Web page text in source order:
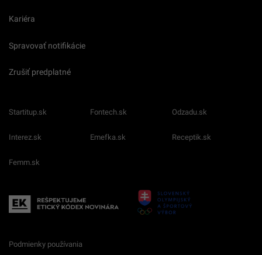
Kariéra
Spravovať notifikácie
Zrušiť predplatné
Startitup.sk Fontech.sk Odzadu.sk
Interez.sk Emefka.sk Receptik.sk
Femm.sk
Podmienky používania